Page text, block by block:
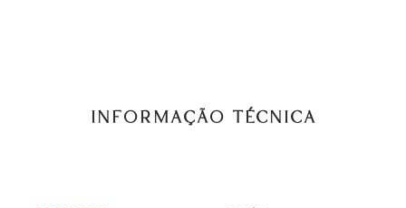
INFORMAÇÃO TÉCNICA